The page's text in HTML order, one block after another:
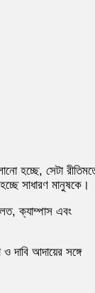
হচ্ছে, সেটা
সাধারণ মানুষকে।
ক্যাম্পাস এবং
দাবি আদায়ের সঙ্গে